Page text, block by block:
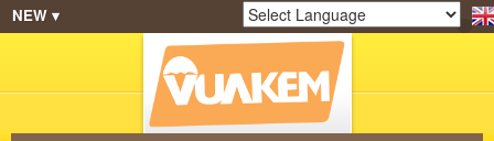
SHOP HẠT CAFE
NHÀ HÀNG
CATALOG VIDEO HỎI ĐÁP
NEW ▾
Powered by Translate